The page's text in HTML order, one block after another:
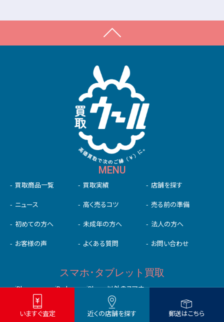
いますぐ査定 近くの店舗を探す 郵送はこちら
MENU
買取商品一覧 買取実績 店舗を探す
ニュース 高く売るコツ 売る前の準備
初めての⽅へ 未成年の⽅へ 法人の方へ
お客様の声 よくある質問 お問い合わせ
スマホ･タブレット買取
iPhone iPad
iPhone以外のスマホ
iPad以外のタブレット